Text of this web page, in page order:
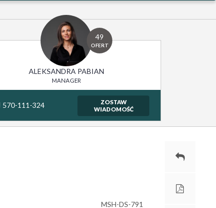
49
OFERT
ALEKSANDRA PABIAN
MANAGER
570-111-324
ZOSTAW
WIADOMOŚĆ
MSH-DS-791